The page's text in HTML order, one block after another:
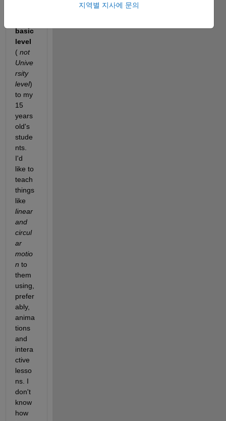
basic
level
( not
Unive
rsity
level)
to my
15
years
old's
stude
nts.
I'd
like to
teach
things
linear
and
circul
ar
motio
n to
them
using,
prefer
ably,
anima
tions
and
intera
ctive
lesso
ns. I
don't
know
how
지역별 지사에 문의